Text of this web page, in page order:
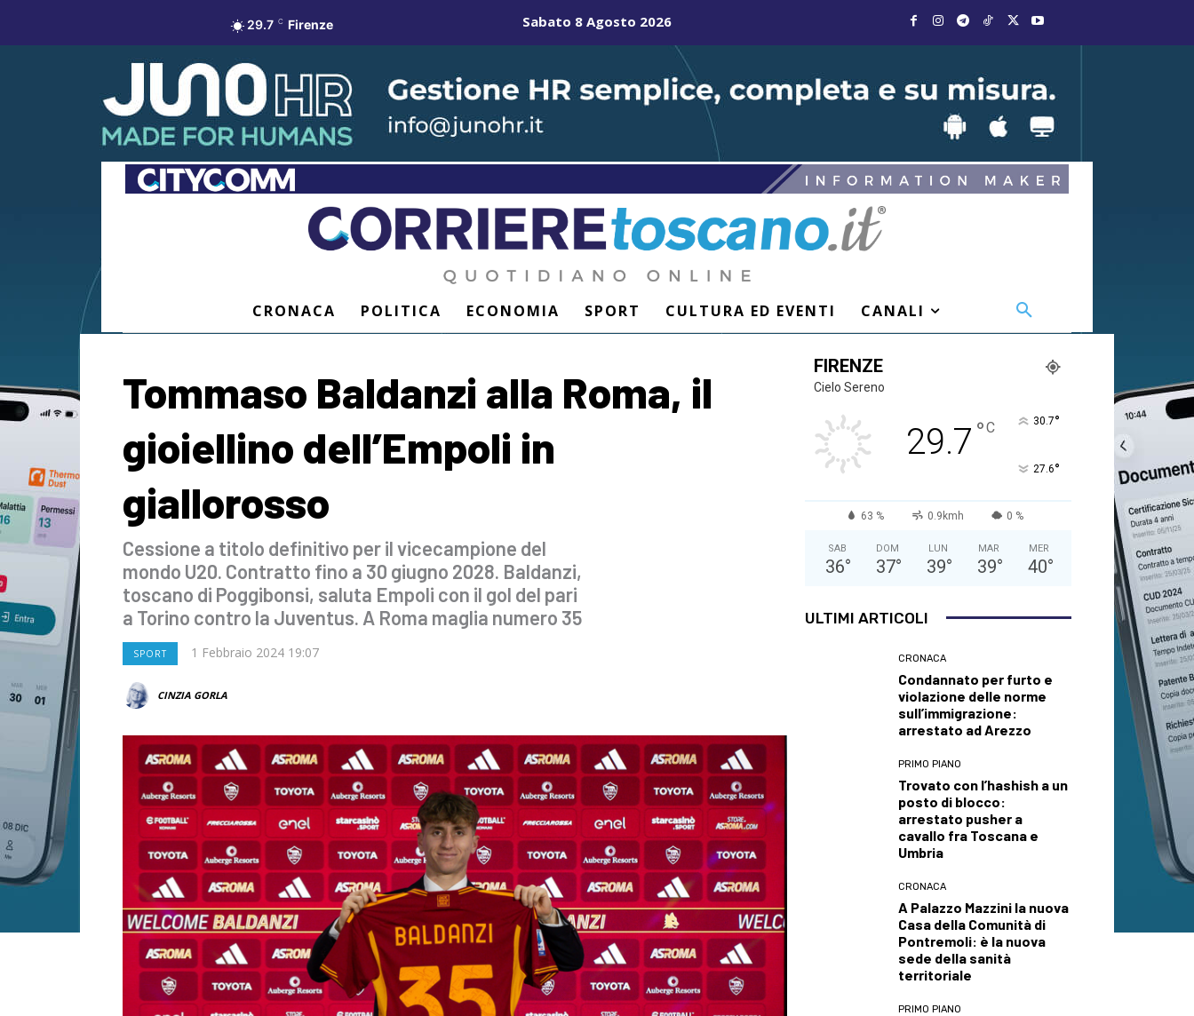
29.7 C Firenze Sabato 8 Agosto 2026
CRONACA POLITICA ECONOMIA SPORT CULTURA ED EVENTI CANALI
Tommaso Baldanzi alla Roma, il
gioiellino dell’Empoli in
giallorosso
Cessione a titolo definitivo per il vicecampione del
mondo U20. Contratto fino a 30 giugno 2028. Baldanzi,
toscano di Poggibonsi, saluta Empoli con il gol del pari
a Torino contro la Juventus. A Roma maglia numero 35
SPORT 1 Febbraio 2024 19:07
CINZIA GORLA
FIRENZE
Cielo Sereno
29.7 °C 30.7°
27.6°
63 % 0.9kmh 0 %
SAB
36°
DOM
37°
LUN
39°
MAR
39°
MER
40°
ULTIMI ARTICOLI
CRONACA
Condannato per furto e
violazione delle norme
sull’immigrazione:
arrestato ad Arezzo
PRIMO PIANO
Trovato con l’hashish a un
posto di blocco:
arrestato pusher a
cavallo fra Toscana e
Umbria
CRONACA
A Palazzo Mazzini la nuova
Casa della Comunità di
Pontremoli: è la nuova
sede della sanità
territoriale
PRIMO PIANO